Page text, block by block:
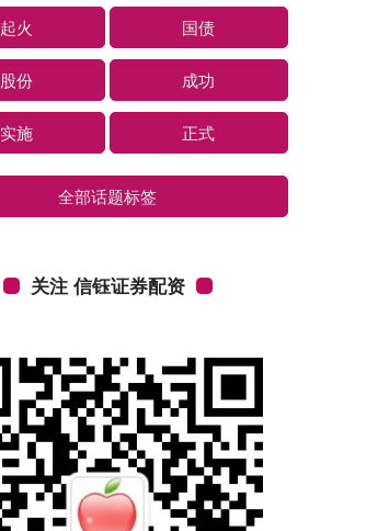
起火 国债
股份 成功
实施 正式
全部话题标签
关注 信钰证券配资